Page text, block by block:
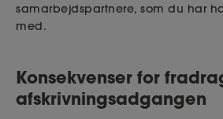
samarbejdspartnere, som du har
med.
Konsekvenser for
afskrivningsadgangen